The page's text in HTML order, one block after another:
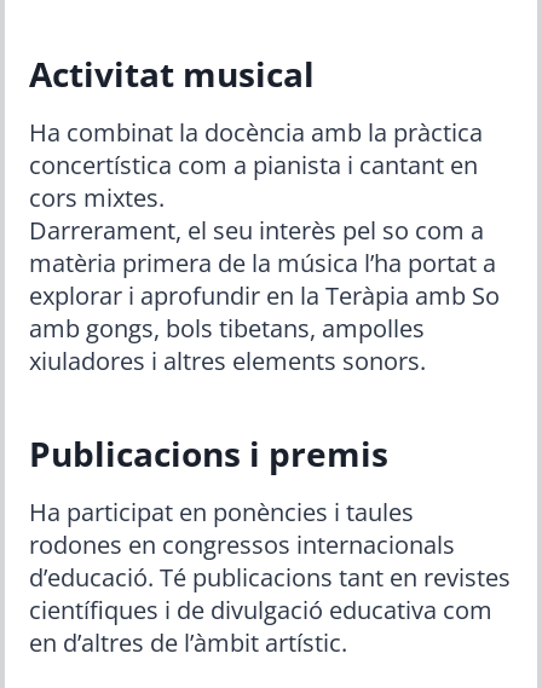
Activitat musical
Ha combinat la docència amb la pràctica
concertística com a pianista i cantant en
cors mixtes.
Darrerament, el seu interès pel so com a
matèria primera de la música l’ha portat a
explorar i aprofundir en la Teràpia amb So
amb gongs, bols tibetans, ampolles
xiuladores i altres elements sonors.
Publicacions i premis
Ha participat en ponències i taules
rodones en congressos internacionals
d’educació. Té publicacions tant en revistes
científiques i de divulgació educativa com
en d’altres de l’àmbit artístic.